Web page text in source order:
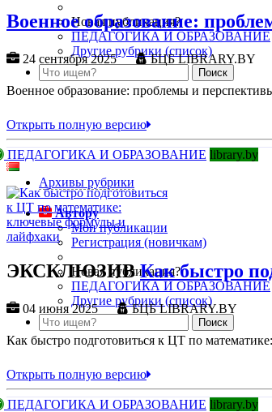
Новая публикация?
ПЕДАГОГИКА И ОБРАЗОВАНИЕ
Другие рубрики (список)
Военное образование:
24 сентября 2025 БЦБ LIBRARY.BY
Военное образование: проблемы и
Открыть полную версию
ПЕДАГОГИКА И ОБРАЗОВАНИЕ library.by
Архивы рубрики
Автору
Мои публикации
Регистрация (новичкам)
Новая публикация?
ПЕДАГОГИКА И ОБРАЗОВАНИЕ
Другие рубрики (список)
ЭКСКЛЮЗИВ Как быстро
04 июня 2025 БЦБ LIBRARY.BY
Как быстро подготовиться к ЦТ по
Открыть полную версию
ПЕДАГОГИКА И ОБРАЗОВАНИЕ library.by